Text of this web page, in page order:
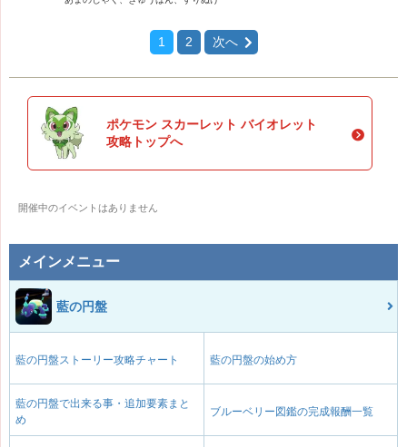
1 2 次へ
ポケモン スカーレット バイオレット
攻略トップへ
開催中のイベントはありません
メインメニュー
藍の円盤
藍の円盤ストーリー攻略チャート 藍の円盤の始め方
藍の円盤で出来る事・追加要素まと
め
ブルーベリー図鑑の完成報酬一覧